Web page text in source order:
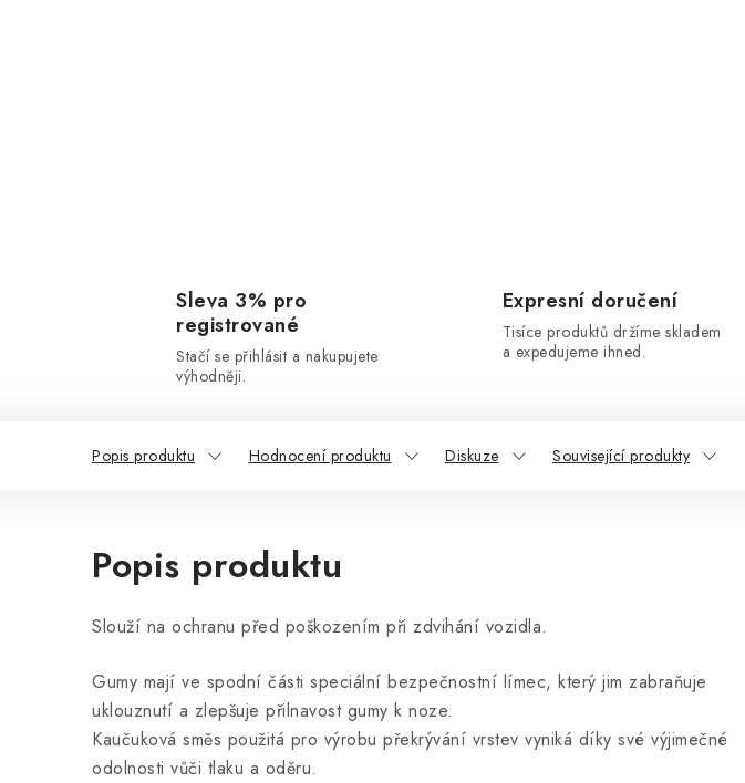
Sleva 3% pro
registrované
Stačí se přihlásit a nakupujete
výhodněji.
Expresní doručení
Tisíce produktů držíme skladem
a expedujeme ihned.
Popis produktu Hodnocení produktu Diskuze Související produkty
Popis produktu
Slouží na ochranu před poškozením při zdvihání vozidla.
Gumy mají ve spodní části speciální bezpečnostní límec, který jim zabraňuje
uklouznutí a zlepšuje přilnavost gumy k noze.
Kaučuková směs použitá pro výrobu překrývání vrstev vyniká díky své výjimečné
odolnosti vůči tlaku a oděru.